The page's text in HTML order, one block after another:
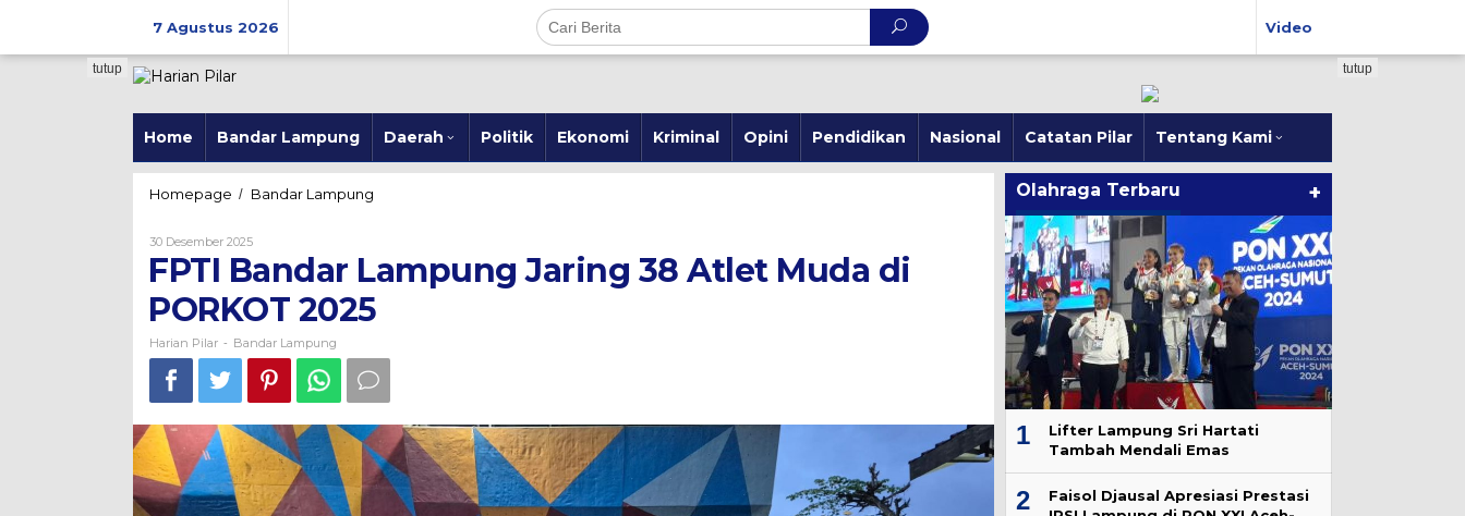
7 Agustus 2026 Video
Home Bandar Lampung Daerah Politik Ekonomi Kriminal Opini Pendidikan Nasional Catatan Pilar Tentang Kami
tutup tutup
Homepage / Bandar Lampung
38
Muda
2025
30 Desember 2025Oleh
Pilar
FPTI Bandar Lampung Jaring 38 Atlet Muda di
PORKOT 2025
Harian Pilar - Bandar Lampung
Olahraga Terbaru +
1
Lifter Lampung Sri Hartati
Tambah Mendali Emas
2
Faisol Djausal Apresiasi Prestasi